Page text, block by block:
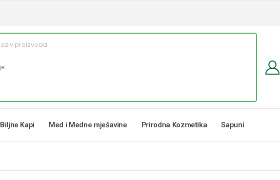
Biljne Kapi Med i Medne mješavine Prirodna Kozmetika Sapuni